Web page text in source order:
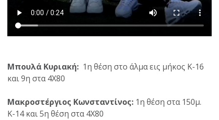
Μπουλά Κυριακή: 1η θέση στο άλμα εις μήκος Κ-16
και 9η στα 4Χ80
Μακροστέργιος Κωνσταντίνος: 1η θέση στα 150μ.
Κ-14 και 5η θέση στα 4Χ80